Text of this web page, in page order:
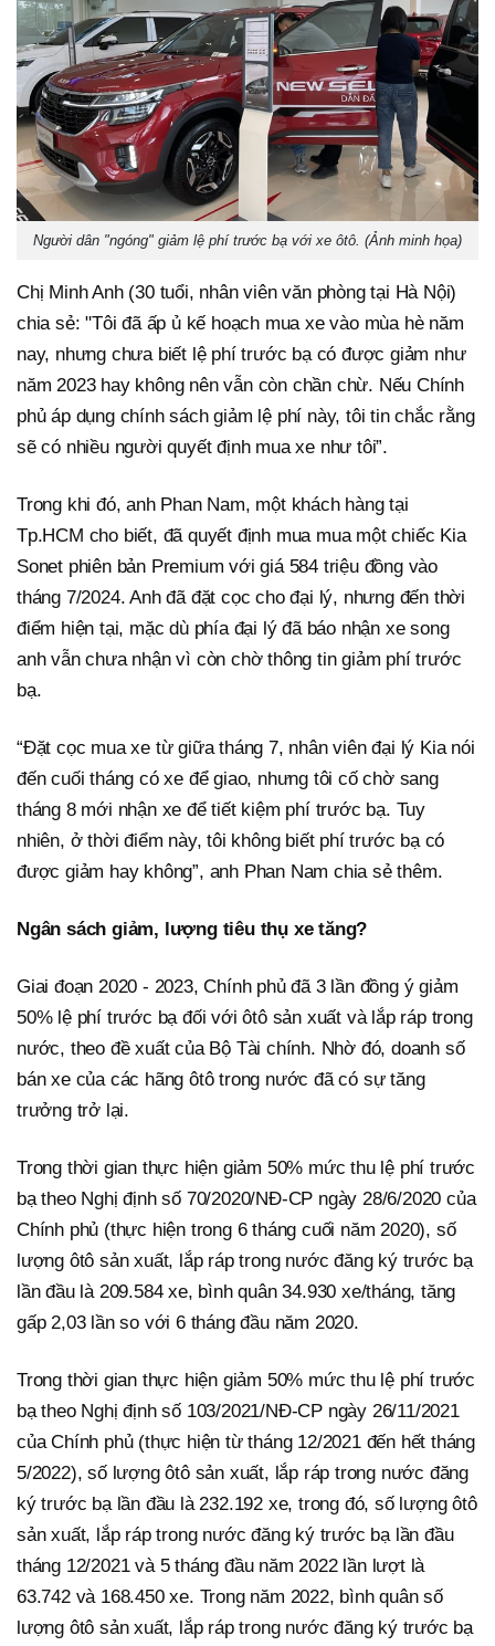
Người dân "ngóng" giảm lệ phí trước bạ với xe ôtô. (Ảnh minh họa)
Chị Minh Anh (30 tuổi, nhân viên văn phòng tại Hà Nội)
chia sẻ: "Tôi đã ấp ủ kế hoạch mua xe vào mùa hè năm
nay, nhưng chưa biết lệ phí trước bạ có được giảm như
năm 2023 hay không nên vẫn còn chần chừ. Nếu Chính
phủ áp dụng chính sách giảm lệ phí này, tôi tin chắc rằng
sẽ có nhiều người quyết định mua xe như tôi”.
Trong khi đó, anh Phan Nam, một khách hàng tại
Tp.HCM cho biết, đã quyết định mua mua một chiếc Kia
Sonet phiên bản Premium với giá 584 triệu đồng vào
tháng 7/2024. Anh đã đặt cọc cho đại lý, nhưng đến thời
điểm hiện tại, mặc dù phía đại lý đã báo nhận xe song
anh vẫn chưa nhận vì còn chờ thông tin giảm phí trước
bạ.
“Đặt cọc mua xe từ giữa tháng 7, nhân viên đại lý Kia nói
đến cuối tháng có xe để giao, nhưng tôi cố chờ sang
tháng 8 mới nhận xe để tiết kiệm phí trước bạ. Tuy
nhiên, ở thời điểm này, tôi không biết phí trước bạ có
được giảm hay không”, anh Phan Nam chia sẻ thêm.
Ngân sách giảm, lượng tiêu thụ xe tăng?
Giai đoạn 2020 - 2023, Chính phủ đã 3 lần đồng ý giảm
50% lệ phí trước bạ đối với ôtô sản xuất và lắp ráp trong
nước, theo đề xuất của Bộ Tài chính. Nhờ đó, doanh số
bán xe của các hãng ôtô trong nước đã có sự tăng
trưởng trở lại.
Trong thời gian thực hiện giảm 50% mức thu lệ phí trước
bạ theo Nghị định số 70/2020/NĐ-CP ngày 28/6/2020 của
Chính phủ (thực hiện trong 6 tháng cuối năm 2020), số
lượng ôtô sản xuất, lắp ráp trong nước đăng ký trước bạ
lần đầu là 209.584 xe, bình quân 34.930 xe/tháng, tăng
gấp 2,03 lần so với 6 tháng đầu năm 2020.
Trong thời gian thực hiện giảm 50% mức thu lệ phí trước
bạ theo Nghị định số 103/2021/NĐ-CP ngày 26/11/2021
của Chính phủ (thực hiện từ tháng 12/2021 đến hết tháng
5/2022), số lượng ôtô sản xuất, lắp ráp trong nước đăng
ký trước bạ lần đầu là 232.192 xe, trong đó, số lượng ôtô
sản xuất, lắp ráp trong nước đăng ký trước bạ lần đầu
tháng 12/2021 và 5 tháng đầu năm 2022 lần lượt là
63.742 và 168.450 xe. Trong năm 2022, bình quân số
lượng ôtô sản xuất, lắp ráp trong nước đăng ký trước bạ